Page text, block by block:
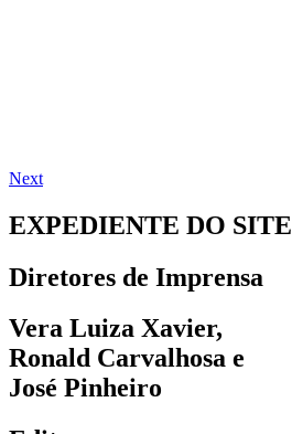
Next
EXPEDIENTE DO SITE
Diretores de Imprensa
Vera Luiza Xavier,
Ronald Carvalhosa e
José Pinheiro